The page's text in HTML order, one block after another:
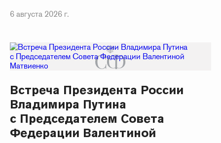
6 августа 2026 г.
Встреча Президента России
Владимира Путина
с Председателем Совета
Федерации Валентиной